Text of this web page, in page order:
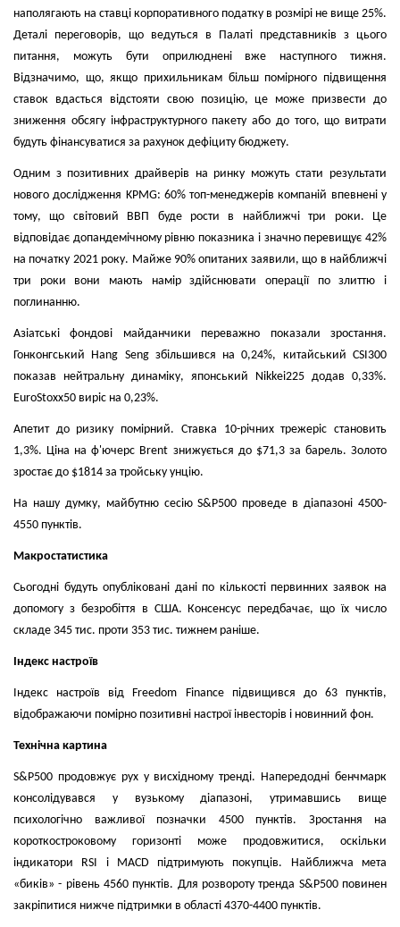
наполягають на ставці корпоративного податку в розмірі не вище 25%.
Деталі переговорів, що ведуться в Палаті представників з цього
питання, можуть бути оприлюднені вже наступного тижня.
Відзначимо, що, якщо прихильникам більш помірного підвищення
ставок вдасться відстояти свою позицію, це може призвести до
зниження обсягу інфраструктурного пакету або до того, що витрати
будуть фінансуватися за рахунок дефіциту бюджету.
Одним з позитивних драйверів на ринку можуть стати результати
нового дослідження KPMG: 60% топ-менеджерів компаній впевнені у
тому, що світовий ВВП буде рости в найближчі три роки. Це
відповідає допандемічному рівню показника і значно перевищує 42%
на початку 2021 року. Майже 90% опитаних заявили, що в найближчі
три роки вони мають намір здійснювати операції по злиттю і
поглинанню.
Азіатські фондові майданчики переважно показали зростання.
Гонконгський Hang Seng збільшився на 0,24%, китайський CSI300
показав нейтральну динаміку, японський Nikkei225 додав 0,33%.
EuroStoxx50 виріс на 0,23%.
Апетит до ризику помірний. Ставка 10-річних трежеріс становить
1,3%. Ціна на ф'ючерс Brent знижується до $71,3 за барель. Золото
зростає до $1814 за тройську унцію.
На нашу думку, майбутню сесію S&P500 проведе в діапазоні 4500-
4550 пунктів.
Макростатистика
Сьогодні будуть опубліковані дані по кількості первинних заявок на
допомогу з безробіття в США. Консенсус передбачає, що їх число
складе 345 тис. проти 353 тис. тижнем раніше.
Індекс настроїв
Індекс настроїв від Freedom Finance підвищився до 63 пунктів,
відображаючи помірно позитивні настрої інвесторів і новинний фон.
Технічна картина
S&P500 продовжує рух у висхідному тренді. Напередодні бенчмарк
консолідувався у вузькому діапазоні, утримавшись вище
психологічно важливої ​​позначки 4500 пунктів. Зростання на
короткостроковому горизонті може продовжитися, оскільки
індикатори RSI і MACD підтримують покупців. Найближча мета
«биків» - рівень 4560 пунктів. Для розвороту тренда S&P500 повинен
закріпитися нижче підтримки в області 4370-4400 пунктів.